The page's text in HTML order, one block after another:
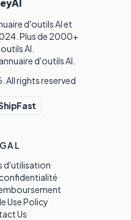
d'outils AI et
Plus de 2000+
AI.
d'outils AI.
. All rights reserved
d'utilisation
Use Policy
Us